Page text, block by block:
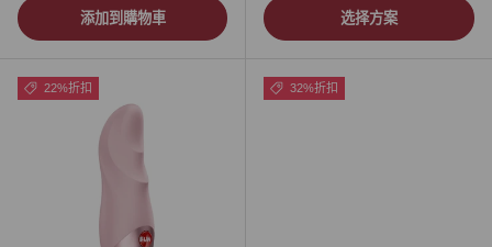
添加到購物車 选择方案
22%折扣 32%折扣